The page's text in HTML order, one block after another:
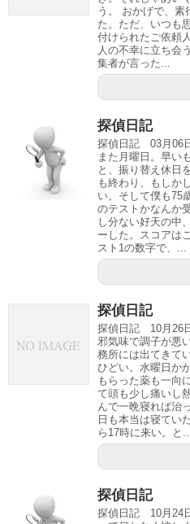
う。 おかげで、素
た。ただ、いつも
付けられたご依頼
人の不幸に立ち会
集者が言った...
探偵日記
探偵日記 03月06
また月曜日。早い
と、振り替え休日
も終わり、もしか
い。そして僕も75
のテストかなんか
し分ない好天の中
ーした。スコアは
スト1の数字で、...
探偵日記
探偵日記 10月26
邪気味で調子が悪
務所には出てきて
ひどい。水曜日か
もらった薬も一向
て頭も少し痛いし
んで一晩寝れば治
日も本当は寝てい
ら17時に来い。と
探偵日記
探偵日記 10月24